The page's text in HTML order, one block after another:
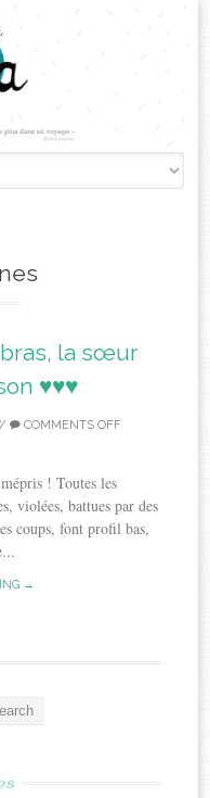
bras, la sœur
♥♥♥
COMMENTS OFF
! Toutes les
violées, battues par des
coups, font profil bas,
→